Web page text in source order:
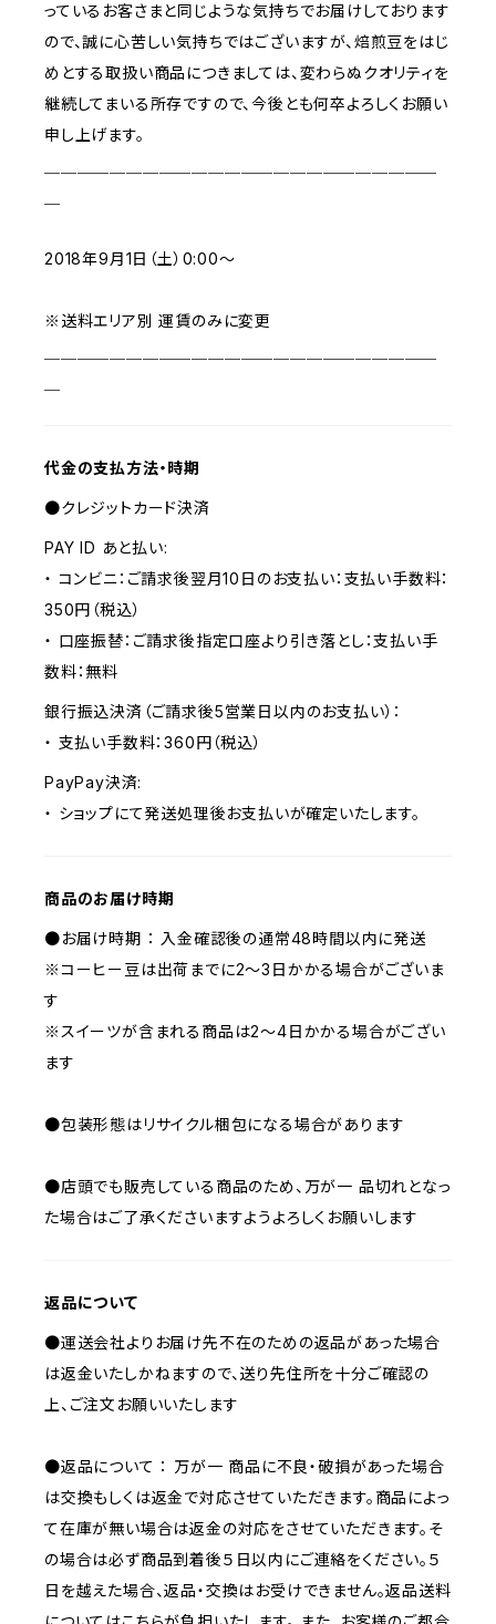
っているお客さまと同じような気持ちでお届けしております
ので、誠に心苦しい気持ちではございますが、焙煎豆をはじ
めとする取扱い商品につきましては、変わらぬクオリティを
継続してまいる所存ですので、今後とも何卒よろしくお願い
申し上げます。
2018年9月1日（土）0:00～
※送料エリア別 運賃のみに変更
代金の支払方法・時期
●クレジットカード決済
PAY ID あと払い:
・ コンビニ：ご請求後翌月10日のお支払い：支払い手数料：
350円（税込）
・ 口座振替：ご請求後指定口座より引き落とし：支払い手
数料：無料
銀行振込決済（ご請求後5営業日以内のお支払い）：
・ 支払い手数料：360円（税込）
PayPay決済:
・ ショップにて発送処理後お支払いが確定いたします。
商品のお届け時期
●お届け時期 ： 入金確認後の通常48時間以内に発送
※コーヒー豆は出荷までに2～3日かかる場合がございま
す
※スイーツが含まれる商品は2～4日かかる場合がござい
ます
●包装形態はリサイクル梱包になる場合があります
●店頭でも販売している商品のため、万が一 品切れとなっ
た場合はご了承くださいますようよろしくお願いします
返品について
●運送会社よりお届け先不在のための返品があった場合
は返金いたしかねますので、送り先住所を十分ご確認の
上、ご注文お願いいたします
●返品について ： 万が一 商品に不良・破損があった場合
は交換もしくは返金で対応させていただきます。商品によっ
て在庫が無い場合は返金の対応をさせていただきます。そ
の場合は必ず商品到着後５日以内にご連絡をください。５
日を越えた場合、返品・交換はお受けできません。返品送料